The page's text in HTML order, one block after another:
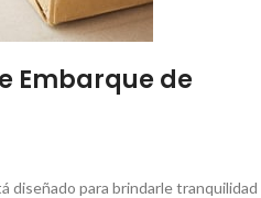
Embarque de
diseñado para brindarle tranquilidad